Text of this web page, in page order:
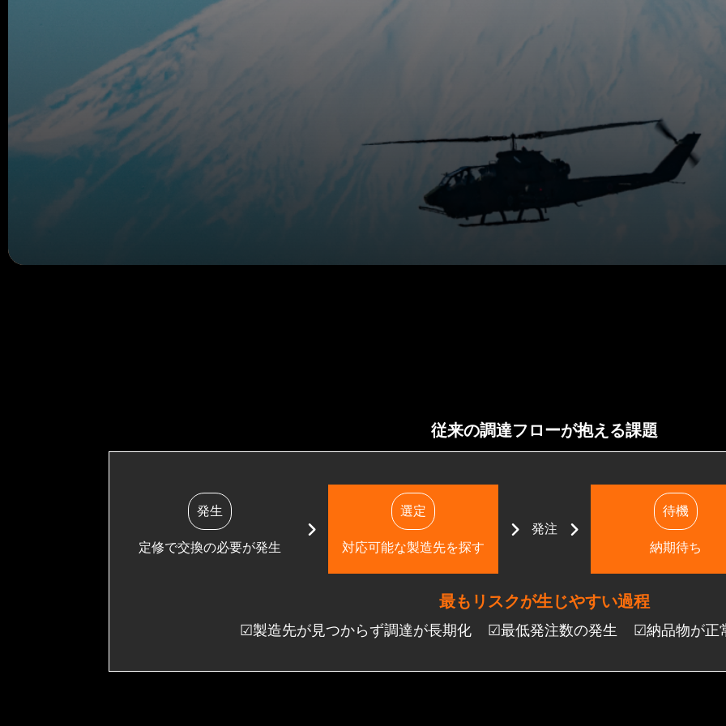
従来の調達フローが抱える課題
発生
定修で交換の必要が発生
選定
対応可能な製造先を探す
発注
待機
納期待ち
最もリスクが生じやすい過程
☑製造先が見つからず調達が長期化 ☑最低発注数の発生 ☑納品物が正